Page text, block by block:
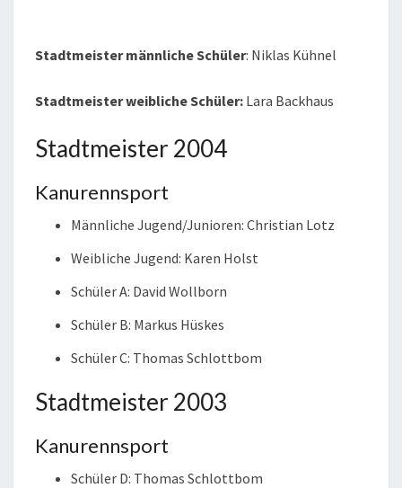
Stadtmeister männliche Schüler: Niklas Kühnel
Stadtmeister weibliche Schüler: Lara Backhaus
Stadtmeister 2004
Kanurennsport
Männliche Jugend/Junioren: Christian Lotz
Weibliche Jugend: Karen Holst
Schüler A: David Wollborn
Schüler B: Markus Hüskes
Schüler C: Thomas Schlottbom
Stadtmeister 2003
Kanurennsport
Schüler D: Thomas Schlottbom